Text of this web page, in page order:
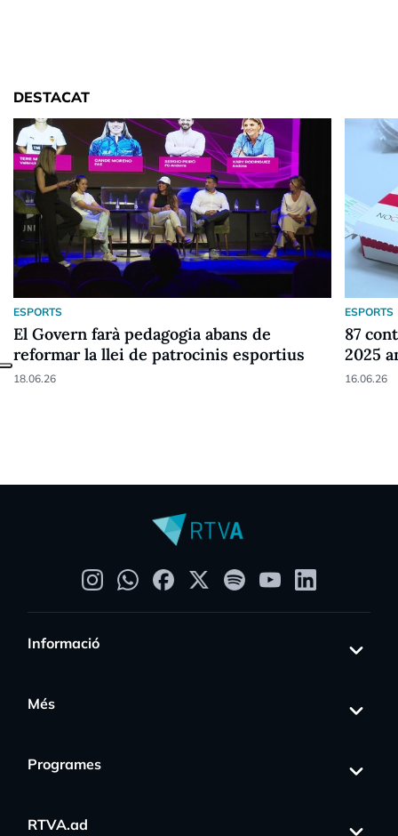
DESTACAT
ESPORTS
El Govern farà pedagogia abans de
reformar la llei de patrocinis esportius
18.06.26
ESPORTS
87
2025
16.06.26
Informació
Més
Programes
RTVA.ad